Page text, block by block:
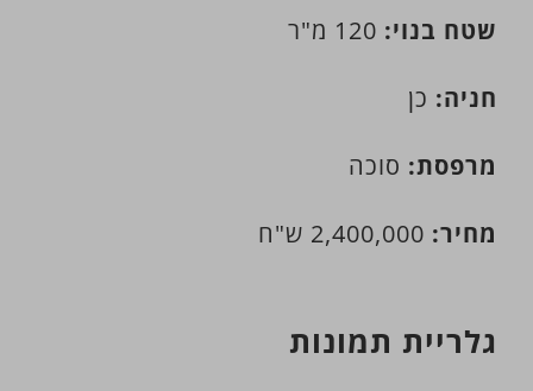
שטח בנוי:
חניה: כן
מרפסת: סוכה
מחיר:
גלריית תמונות